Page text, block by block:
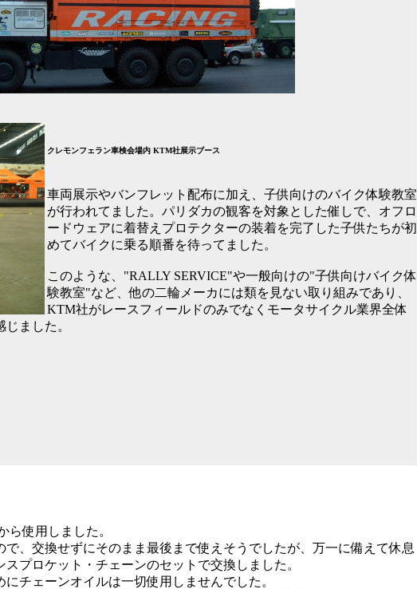
クレモンフェラン車検会場内 KTM社展示ブース
車両展示やバンフレット配布に加え、子供向けのバイク体験教室
が行われてました。パリダカの観客を対象とした催しで、オフロ
ードウェアに着替えプロテクターの装着を完了した子供たちが初
めてバイクに乗る順番を待ってました。
このような、"RALLY SERVICE"や一般向けの"子供向けバイク体
験教室"など、他の二輪メーカには類を見ない取り組みであり、
KTM社がレースフィールドのみでなくモータサイクル業界全体
ました。
ら使用しました。
、交換せずにそのまま最後まで使えそうでしたが、万一に備えて休息
プロケット・チェーンのセットで交換しました。
チェーンオイルは一切使用しませんでした。